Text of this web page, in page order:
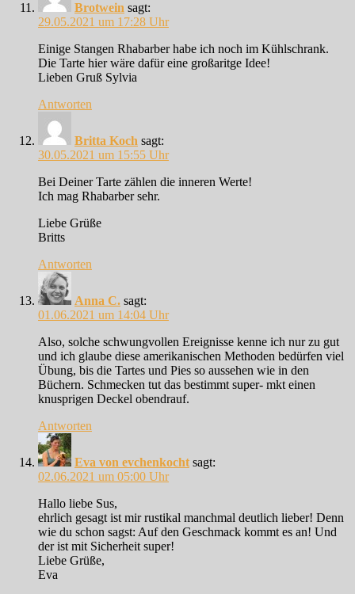
Brotwein sagt:
29.05.2021 um 17:28 Uhr
Einige Stangen Rhabarber habe ich noch im Kühlschrank.
Die Tarte hier wäre dafür eine großaritge Idee!
Lieben Gruß Sylvia
Antworten
Britta Koch sagt:
30.05.2021 um 15:55 Uhr
Bei Deiner Tarte zählen die inneren Werte!
Ich mag Rhabarber sehr.
Liebe Grüße
Britts
Antworten
Anna C. sagt:
01.06.2021 um 14:04 Uhr
Also, solche schwungvollen Ereignisse kenne ich nur zu gut
und ich glaube diese amerikanischen Methoden bedürfen viel
Übung, bis die Tartes und Pies so aussehen wie in den
Büchern. Schmecken tut das bestimmt super- mkt einen
knusprigen Deckel obendrauf.
Antworten
Eva von evchenkocht sagt:
02.06.2021 um 05:00 Uhr
Hallo liebe Sus,
ehrlich gesagt ist mir rustikal manchmal deutlich lieber! Denn
wie du schon sagst: Auf den Geschmack kommt es an! Und
der ist mit Sicherheit super!
Liebe Grüße,
Eva